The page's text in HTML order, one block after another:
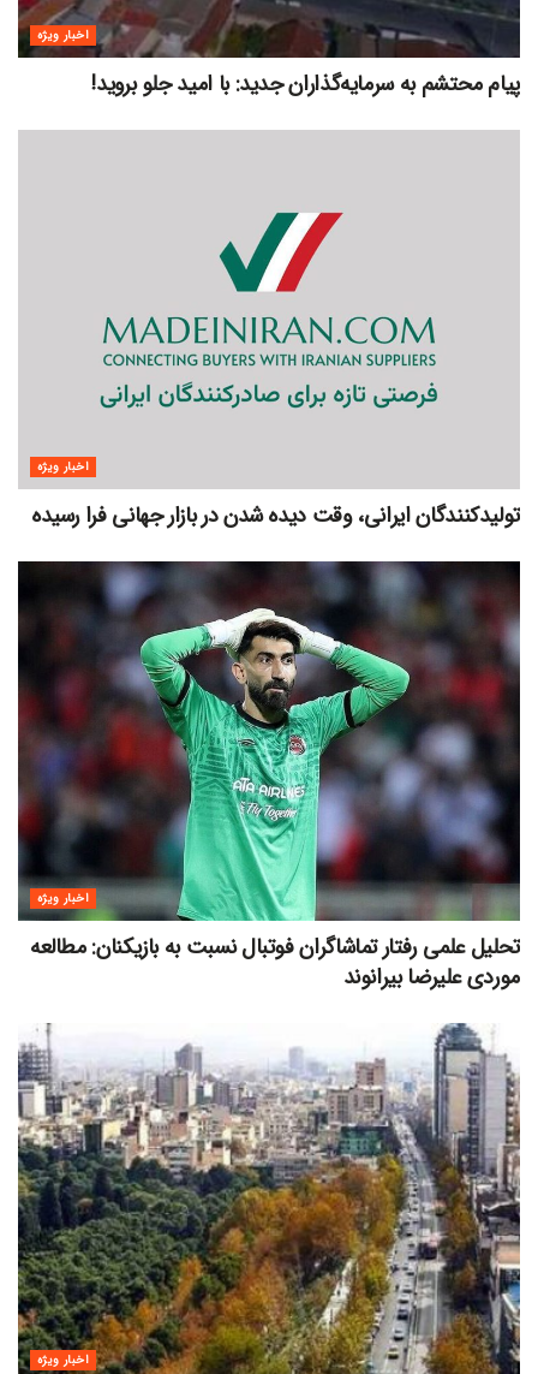
اخبار ویژه
پیام محتشم به سرمایه‌گذاران جدید: با امید جلو بروید!
اخبار ویژه
تولیدکنندگان ایرانی، وقت دیده شدن در بازار جهانی فرا رسیده
اخبار ویژه
تحلیل علمی رفتار تماشاگران فوتبال نسبت به بازیکنان: مطالعه
موردی علیرضا بیرانوند
اخبار ویژه